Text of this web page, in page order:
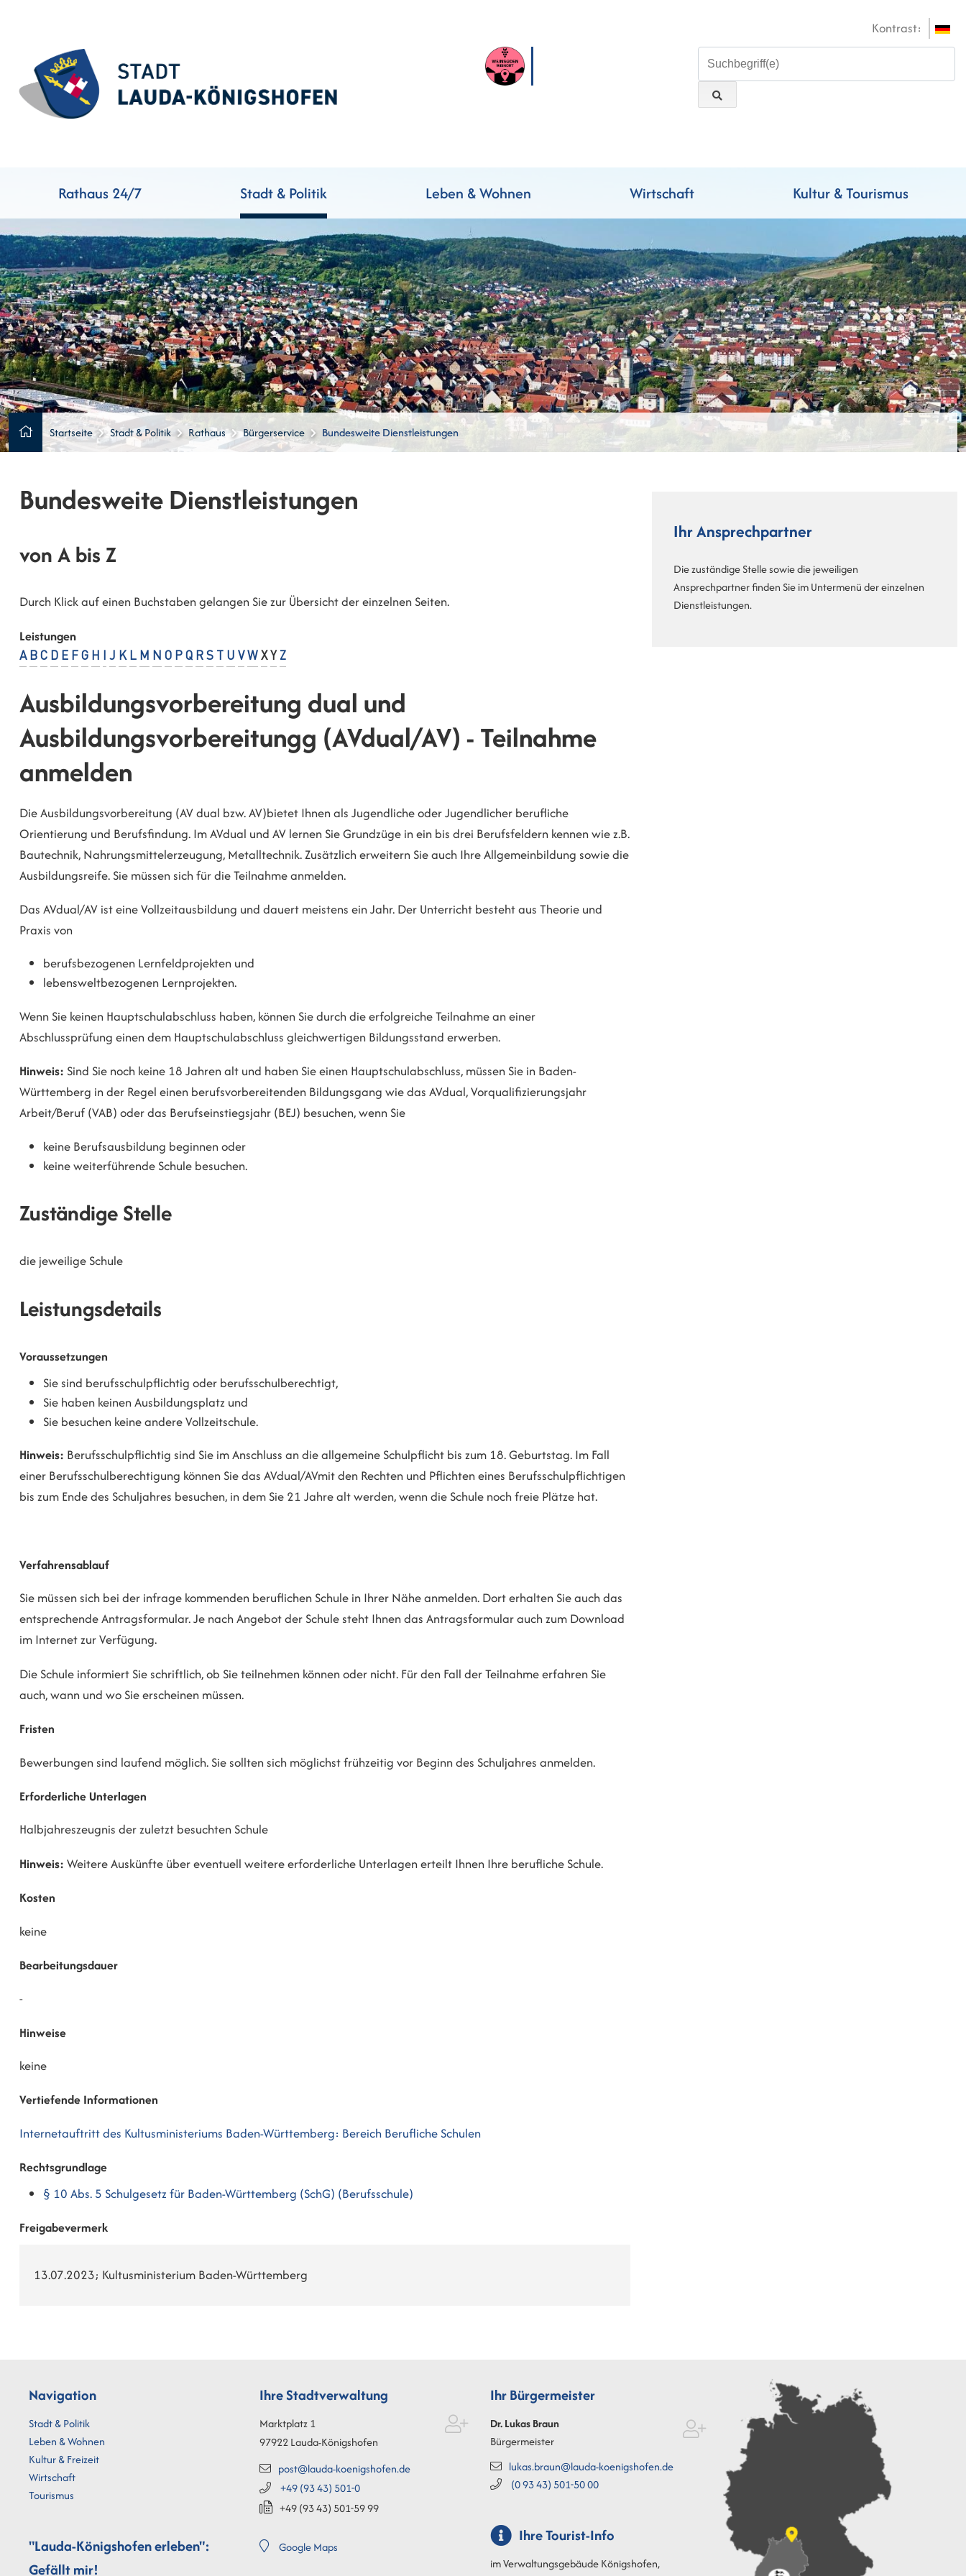
Kontrast:
Rathaus 24/7 Stadt & Politik Leben & Wohnen Wirtschaft Kultur & Tourismus
Startseite Stadt & Politik Rathaus Bürgerservice Bundesweite Dienstleistungen
Bundesweite Dienstleistungen
von A bis Z
Durch Klick auf einen Buchstaben gelangen Sie zur Übersicht der einzelnen Seiten.
Leistungen
A B C D E F G H J K L M N O P Q R S U V W X Y Z
Ausbildungsvorbereitung dual und
Ausbildungsvorbereitungg (AVdual/AV) - Teilnahme
anmelden
Die Ausbildungsvorbereitung (AV dual bzw. AV)bietet Ihnen als Jugendliche oder Jugendlicher berufliche
Orientierung und Berufsfindung. Im AVdual und AV lernen Sie Grundzüge in ein bis drei Berufsfeldern kennen wie z.B.
Bautechnik, Nahrungsmittelerzeugung, Metalltechnik. Zusätzlich erweitern Sie auch Ihre Allgemeinbildung sowie die
Ausbildungsreife. Sie müssen sich für die Teilnahme anmelden.
Das AVdual/AV ist eine Vollzeitausbildung und dauert meistens ein Jahr. Der Unterricht besteht aus Theorie und
Praxis von
berufsbezogenen Lernfeldprojekten und
lebensweltbezogenen Lernprojekten.
Wenn Sie keinen Hauptschulabschluss haben, können Sie durch die erfolgreiche Teilnahme an einer
Abschlussprüfung einen dem Hauptschulabschluss gleichwertigen Bildungsstand erwerben.
Hinweis: Sind Sie noch keine 18 Jahren alt und haben Sie einen Hauptschulabschluss, müssen Sie in Baden-
Württemberg in der Regel einen berufsvorbereitenden Bildungsgang wie das AVdual, Vorqualifizierungsjahr
Arbeit/Beruf (VAB) oder das Berufseinstiegsjahr (BEJ) besuchen, wenn Sie
keine Berufsausbildung beginnen oder
keine weiterführende Schule besuchen.
Zuständige Stelle
die jeweilige Schule
Leistungsdetails
Voraussetzungen
Sie sind berufsschulpflichtig oder berufsschulberechtigt,
Sie haben keinen Ausbildungsplatz und
Sie besuchen keine andere Vollzeitschule.
Hinweis: Berufsschulpflichtig sind Sie im Anschluss an die allgemeine Schulpflicht bis zum 18. Geburtstag. Im Fall
einer Berufsschulberechtigung können Sie das AVdual/AVmit den Rechten und Pflichten eines Berufsschulpflichtigen
bis zum Ende des Schuljahres besuchen, in dem Sie 21 Jahre alt werden, wenn die Schule noch freie Plätze hat.
Verfahrensablauf
Sie müssen sich bei der infrage kommenden beruflichen Schule in Ihrer Nähe anmelden. Dort erhalten Sie auch das
entsprechende Antragsformular.Je nach Angebot der Schule steht Ihnen das Antragsformular auch zum Download
im Internet zur Verfügung.
Die Schule informiert Sie schriftlich, ob Sie teilnehmen können oder nicht. Für den Fall der Teilnahme erfahren Sie
auch, wann und wo Sie erscheinen müssen.
Fristen
Bewerbungen sind laufend möglich. Sie sollten sich möglichst frühzeitig vor Beginn des Schuljahres anmelden.
Erforderliche Unterlagen
Halbjahreszeugnis der zuletzt besuchten Schule
Hinweis: Weitere Auskünfte über eventuell weitere erforderliche Unterlagen erteilt Ihnen Ihre berufliche Schule.
Kosten
keine
Bearbeitungsdauer
-
Hinweise
keine
Vertiefende Informationen
Internetauftritt des Kultusministeriums Baden-Württemberg: Bereich Berufliche Schulen
Rechtsgrundlage
§ 10 Abs. 5 Schulgesetz für Baden-Württemberg (SchG) (Berufsschule)
Freigabevermerk
13.07.2023; Kultusministerium Baden-Württemberg
Ihr Ansprechpartner
Die zuständige Stelle sowie die jeweiligen
Ansprechpartner finden Sie im Untermenü der einzelnen
Dienstleistungen.
Navigation
Stadt & Politik
Leben & Wohnen
Kultur & Freizeit
Wirtschaft
Tourismus
"Lauda-Königshofen erleben":
Gefällt mir!
Ihre Stadtverwaltung
Marktplatz 1
97922Lauda-Königshofen
post@lauda-koenigshofen.de
+49 (9343) 501-0
+49 (9343) 501-5999
Google Maps
Ihr Bürgermeister
Dr. LukasBraun
Bürgermeister
lukas.braun@lauda-koenigshofen.de
(09343) 501-5000
Ihre Tourist-Info
im Verwaltungsgebäude Königshofen,